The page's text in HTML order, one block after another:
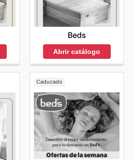
Beds
Abrir catálogo
Caducado